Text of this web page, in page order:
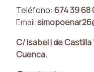
Teléfono: 674 39 68
Email:
C/ Isabel I de
Cuenca.